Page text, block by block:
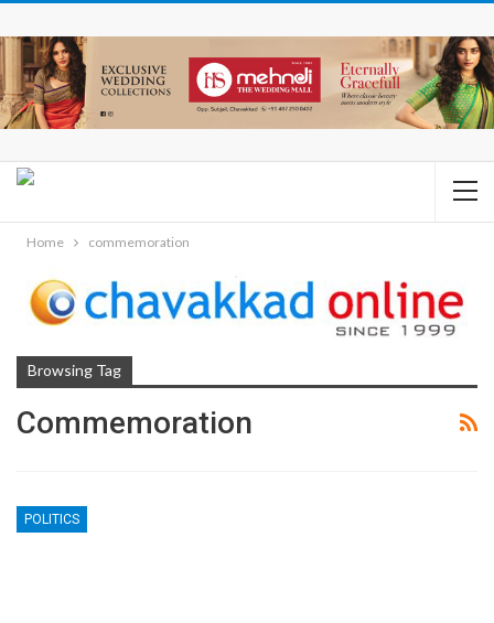
Home commemoration
Browsing Tag
Commemoration
POLITICS